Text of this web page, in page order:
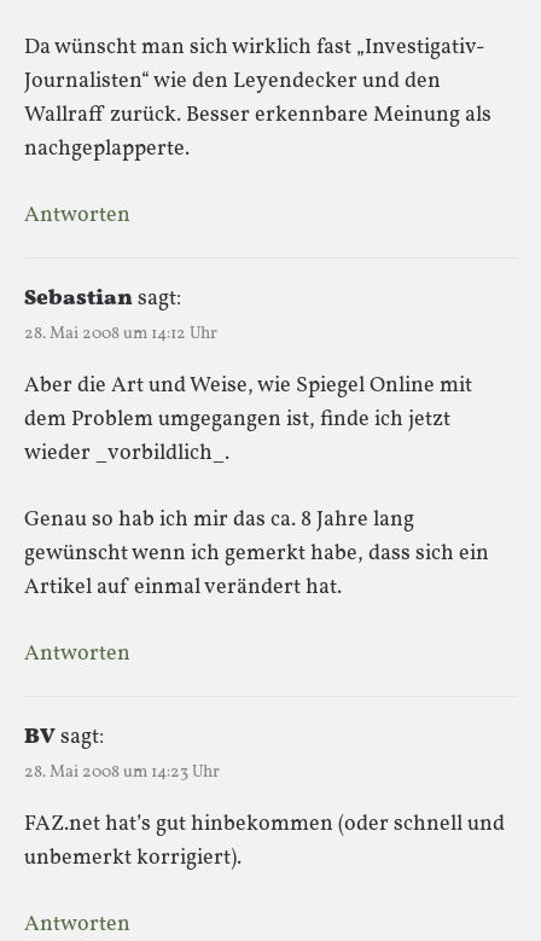
Da wünscht man sich wirklich fast „Investigativ-
Journalisten“ wie den Leyendecker und den
Wallraff zurück. Besser erkennbare Meinung als
nachgeplapperte.
Antworten
Sebastiansagt:
28. Mai 2008 um 14:12 Uhr
Aber die Art und Weise, wie Spiegel Online mit
dem Problem umgegangen ist, finde ich jetzt
wieder _vorbildlich_.
Genau so hab ich mir das ca. 8 Jahre lang
gewünscht wenn ich gemerkt habe, dass sich ein
Artikel auf einmal verändert hat.
Antworten
BVsagt:
28. Mai 2008 um 14:23 Uhr
FAZ.net hat’s gut hinbekommen (oder schnell und
unbemerkt korrigiert).
Antworten